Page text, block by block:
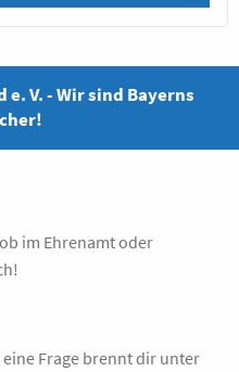
V. - Wir sind Bayerns
im Ehrenamt oder
eine Frage brennt dir unter